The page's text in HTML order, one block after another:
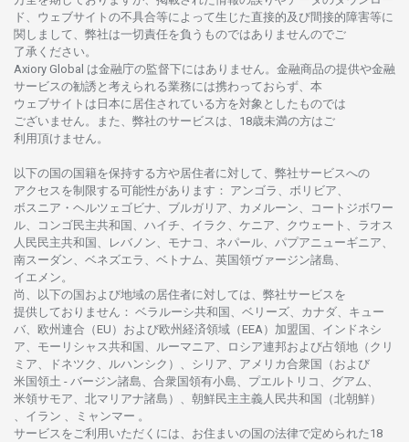
ド、 ウェブサイトの不具合等に よって生じた 直接的及び間接的障害等に
関し まして、 弊社は一切責任を負うものではありませんのでご
了承ください。
Axiory Global は金融庁の監督下にはありません。 金融商品の提供や金融
サービスの勧誘と 考えられる業務には携わっておらず、 本
ウェブサイトは 日本に 居住さ れている方を対象としたものでは
ございません。
また、 弊社のサービスは、18歳未満の方は ご
利用頂けません 。
以下の国の国籍を保持する方や居住者に対して、 弊社サービスへの
アクセスを制限する可能性があります ： アンゴラ、ボリビア、
ボスニア ・ ヘルツェゴビナ、ブルガリア、カメルーン、コートジボワー
ル、
コンゴ民主共和国、ハイチ、イラク、ケニア、クウェート、 ラオス
人民民主共和国、レバノン、モナコ、ネパール、パプアニューギニア、
南スーダン、ベネズエラ、ベトナム、 英国領ヴァージン諸島、
イエメン。
尚、 以下の国および地域の居住者に対しては、 弊社サービスを
提供しておりません ： ベラルーシ共和国、ベリーズ、カナダ、キュー
バ、 欧州連合 （EU） および欧州経済領域 （EEA）加盟国、インドネシ
ア、 モーリシャス共和国、ルーマニア、 ロシア連邦および占領地 （クリ
ミア、ドネツク、ルハンシク）、シリア、 アメリカ合衆国 （および
米国領土 - バージン諸島、合衆国領有小島、プエルトリコ、グアム、
米領サモア、 北マリアナ諸島）、 朝鮮民主主義人民共和国 （北朝鮮）
、イラン 、ミャンマー 。
サービスを ご利用いただくには、お住まいの国の法律で定められた 18